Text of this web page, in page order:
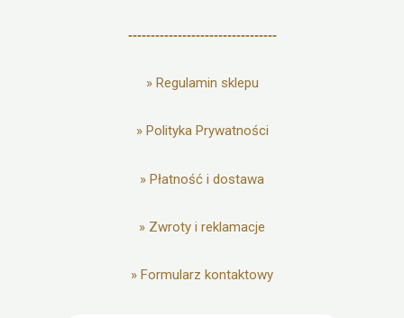
---------------------------------
» Regulamin sklepu
» Polityka Prywatności
» Płatność i dostawa
» Zwroty i reklamacje
» Formularz kontaktowy